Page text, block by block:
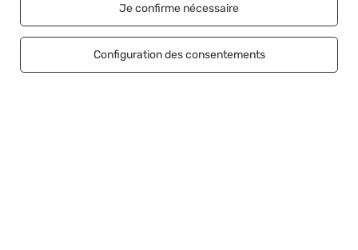
Règlements
Je confirme nécessaire
Configuration des consentements